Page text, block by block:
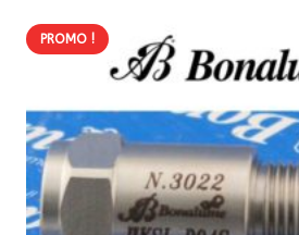
PROMO !